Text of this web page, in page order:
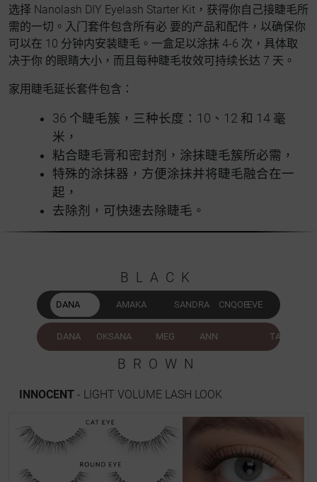
选择 Nanolash DIY Eyelash Starter Kit，获得你自己接睫毛所
需的一切。入门套件包含所有必 要的产品和配件，以确保你
可以在 10 分钟内安装睫毛。一盒足以涂抹 4-6 次，具体取
决于你 的眼睛大小，而且每种睫毛妆效可持续长达 7 天。
家用睫毛延长套件包含：
36 个睫毛簇，三种长度：10、12 和 14 毫
米，
粘合睫毛膏和密封剂，涂抹睫毛簇所必需，
特殊的涂抹器，方便涂抹并将睫毛融合在一
起，
去除剂，可快速去除睫毛。
BLACK
DANA AMAKA SANDRA CNQOEEVE
DANA OKSANA MEG ANN TANA
BROWN
INNOCENT - LIGHT VOLUME LASH LOOK